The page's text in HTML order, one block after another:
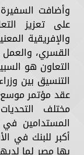
وأضافت
على تعزيز
والإفريقية
القسري،
التعاون هو
التنسيق بين
مختلف
المستدامين في
أكبر للبنك في
بها مصر لما